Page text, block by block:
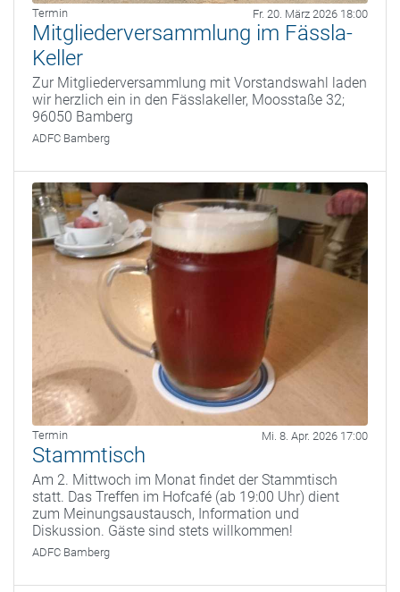
Termin Fr. 20. März 2026 18:00
Mitgliederversammlung im Fässla-
Keller
Zur Mitgliederversammlung mit Vorstandswahl laden
wir herzlich ein in den Fässlakeller, Moosstaße 32;
96050 Bamberg
ADFC Bamberg
Termin Mi. 8. Apr. 2026 17:00
Stammtisch
Am 2. Mittwoch im Monat findet der Stammtisch
statt. Das Treffen im Hofcafé (ab 19:00 Uhr) dient
zum Meinungsaustausch, Information und
Diskussion. Gäste sind stets willkommen!
ADFC Bamberg